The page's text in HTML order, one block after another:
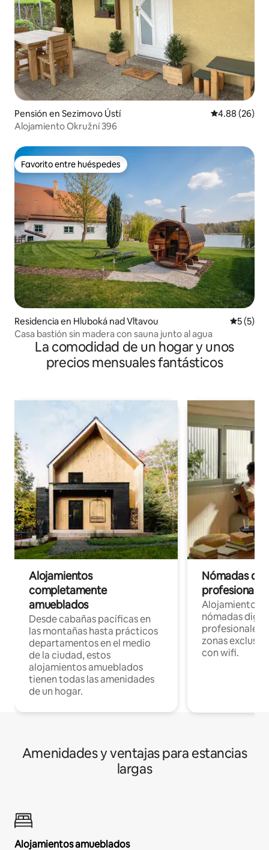
Pensión en Sezimovo Ústí Calificación
4.88 (26)
Alojamiento Okružní 396
Favorito entre huéspedes
Favorito entre huéspedes
Residencia en Hluboká nad Vltavou
5 (5)
Casa bastión sin madera con sauna junto al agua
La comodidad de un hogar y unos
precios mensuales fantásticos
Alojamientos
completamente
amueblados
Desde cabañas pacíficas en
las montañas hasta prácticos
departamentos en el medio
de la ciudad, estos
alojamientos amueblados
tienen todas las amenidades
de un hogar.
Nómadas
Alojamientos
nómadas
profesionales
zonas
con wifi.
Amenidades y ventajas para estancias
largas
Alojamientos amueblados